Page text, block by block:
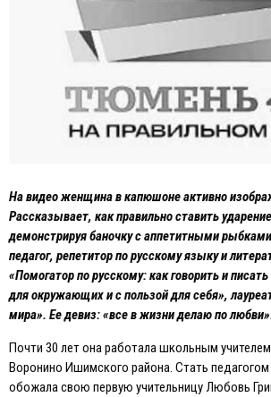
На видео женщина в капюшоне активно
Рассказывает, как правильно ставить
демонстрируя баночку с аппетитными
педагог, репетитор по русскому языку и
«Помогатор по русскому: как говорить и
для окружающих и с пользой для себя»,
мира». Eе девиз: «все в жизни делаю по
Почти 30 лет она работала школьным
Воронино Ишимского района. Стать педагогом
обожала свою первую учительницу Любовь